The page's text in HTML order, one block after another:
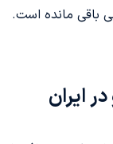
باقی مانده است.
ایران